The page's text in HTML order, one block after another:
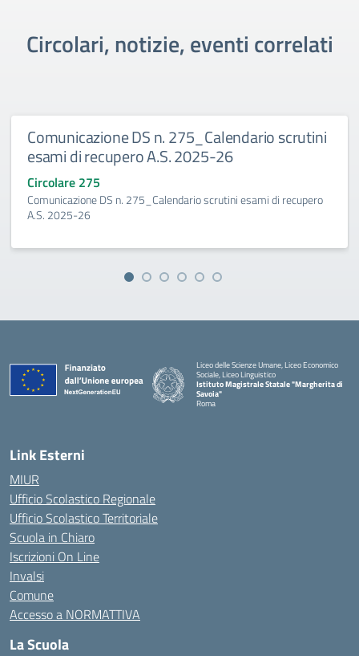
Circolari, notizie, eventi correlati
Comunicazione DS n. 275_Calendario scrutini
esami di recupero A.S. 2025-26
Circolare 275
Comunicazione DS n. 275_Calendario scrutini esami di recupero
A.S. 2025-26
Liceo delle Scienze Umane, Liceo Economico
Sociale, Liceo Linguistico
Istituto Magistrale Statale "Margherita di
Savoia"
Roma
Link Esterni
MIUR
Ufficio Scolastico Regionale
Ufficio Scolastico Territoriale
Scuola in Chiaro
Iscrizioni On Line
Invalsi
Comune
Accesso a NORMATTIVA
La Scuola